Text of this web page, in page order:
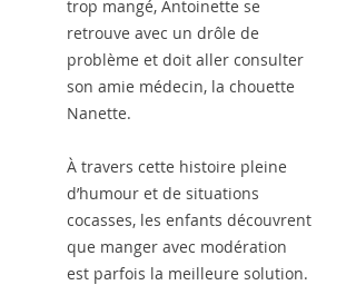
trop mangé, Antoinette se
retrouve avec un drôle de
problème et doit aller consulter
son amie médecin, la chouette
Nanette.
À travers cette histoire pleine
d’humour et de situations
cocasses, les enfants découvrent
que manger avec modération
est parfois la meilleure solution.